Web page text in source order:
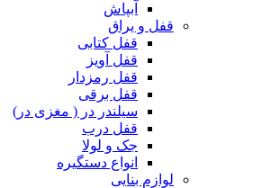
آبپاش
قفل و یراق
قفل کتابی
قفل آویز
قفل رمزدار
قفل برقی
سیلندر در ( مغزی در)
قفل درب
جک و لولا
انواع دستگیره
لوازم بنایی